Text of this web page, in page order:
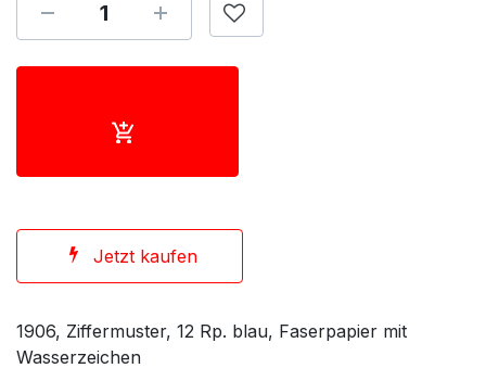
Jetzt kaufen
1906, Ziffermuster, 12 Rp. blau, Faserpapier mit
Wasserzeichen